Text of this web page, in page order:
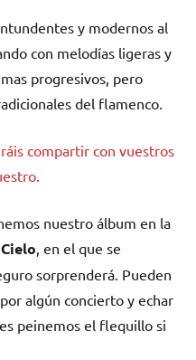
y modernos al
con melodías ligeras y
progresivos, pero
del flamenco.
compartir con vuestros
nuestro álbum en la
, en el que se
sorprenderá. Pueden
algún concierto y echar
peinemos el flequillo si